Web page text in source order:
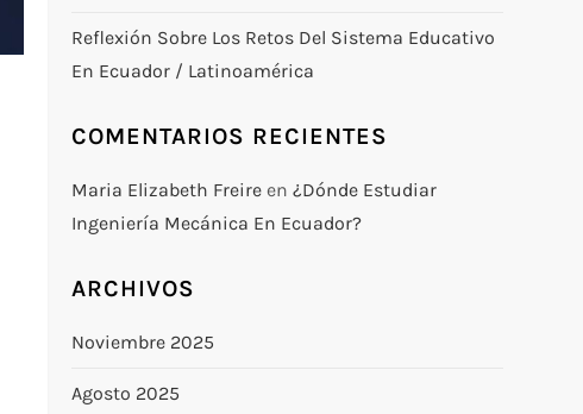
Reflexión Sobre Los Retos Del Sistema Educativo
En Ecuador / Latinoamérica
COMENTARIOS RECIENTES
Maria Elizabeth Freireen ¿Dónde Estudiar
Ingeniería Mecánica En Ecuador?
ARCHIVOS
Noviembre 2025
Agosto 2025